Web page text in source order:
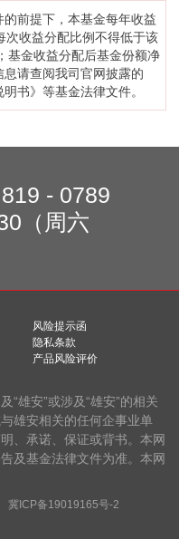
前提下，本基金每年收益
次收益分配比例不得低于该
基金收益分配后基金份额净
请查阅我司官网披露的
书》等基金法律文件。
- 0789
（周六
风险提示函
隐私条款
产品风险评价
“雄安”或涉及“雄安”的相关
雄安相关的任何企事业单
、承诺、保证或背书。本网
及基金法律文件为准。本网
冀ICP备19019165号-2